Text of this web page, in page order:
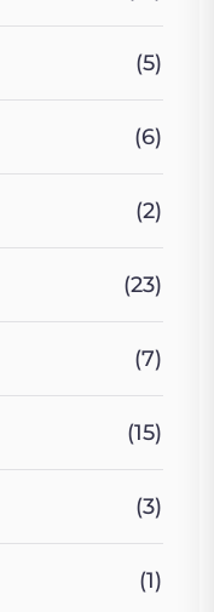
(5)
(6)
(2)
(23)
(7)
(15)
(3)
(1)